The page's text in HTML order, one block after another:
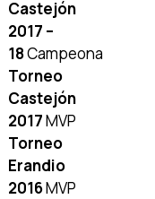
Castejón
2017 –
18Campeona
Torneo
Castejón
2017MVP
Torneo
Erandio
2016MVP